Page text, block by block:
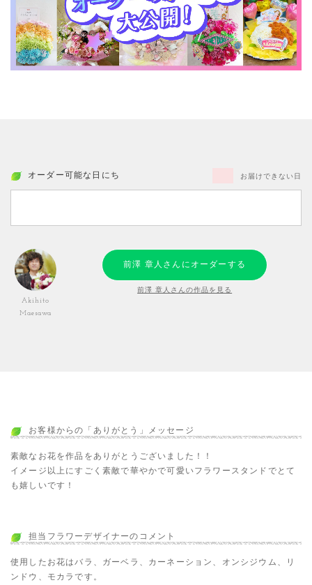
オーダー可能な日にち お届けできない日
Akihito
Maesawa
前澤 章人さんにオーダーする
前澤 章人さんの作品を見る
お客様からの「ありがとう」メッセージ
素敵なお花を作品をありがとうございました！！
イメージ以上にすごく素敵で華やかで可愛いフラワースタンドでとて
も嬉しいです！
担当フラワーデザイナーのコメント
使用したお花はバラ、ガーベラ、カーネーション、オンシジウム、リ
ンドウ、モカラです。